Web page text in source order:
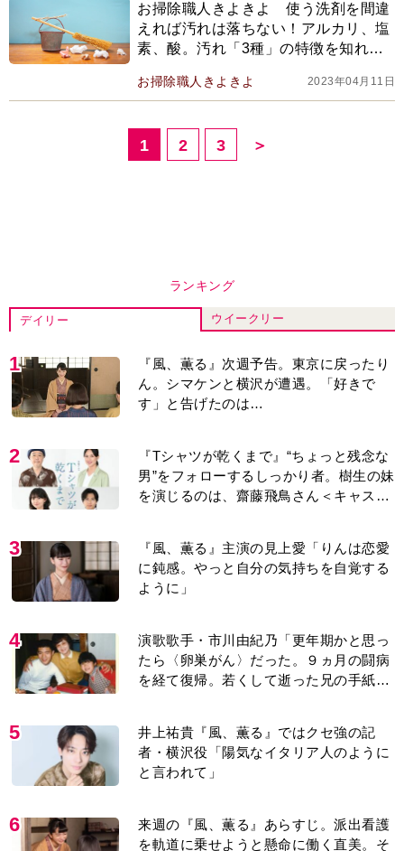
お掃除職人きよきよ 使う洗剤を間違
えれば汚れは落ちない！アルカリ、塩
素、酸。汚れ「3種」の特徴を知れ
必要もナシ
お掃除職人きよきよ 2023年04月11日
1 2 3 ＞
1
『風、薫る』次週予告。東京に戻ったり
す」と告げたのは…
2
『Tシャツが乾くまで』“ちょっと残念な
を演じるのは、齋藤飛鳥さん＜キャスト
紹介＞
『風、薫る』主演の見上愛「りんは恋愛
ように」
4
演歌歌手・市川由紀乃「更年期かと思っ
を経て復帰。若くして逝った兄の手紙を
今も支えに」【2026上半期BEST】
5
井上祐貴『風、薫る』ではクセ強の記
と言われて」
6
来週の『風、薫る』あらすじ。派出看護
してついに＜あの人＞が…＜ネタバレあ
り＞